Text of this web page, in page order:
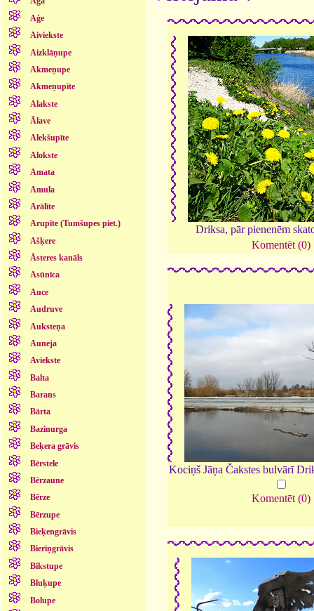
Aģe
Aiviekste
Aizklāņupe
Akmeņupe
Akmeņupīte
Alakste
Ālave
Alekšupīte
Alokste
Amata
Amula
Arālīte
Arupīte (Tumšupes piet.)
Ašķere
Āsteres kanāls
Asūnīca
Auce
Audruve
Auksteņa
Auneja
Aviekste
Balta
Barans
Bārta
Bazinurga
Beķera grāvis
Bērstele
Bērzaune
Bērze
Bērzupe
Bieķengrāvis
Bieriņgrāvis
Bikstupe
Bluķupe
Bolupe
Driksa, pār pienenēm
Komentēt (0)
Kociņš Jāņa Čakstes bulvārī
Komentēt (0)